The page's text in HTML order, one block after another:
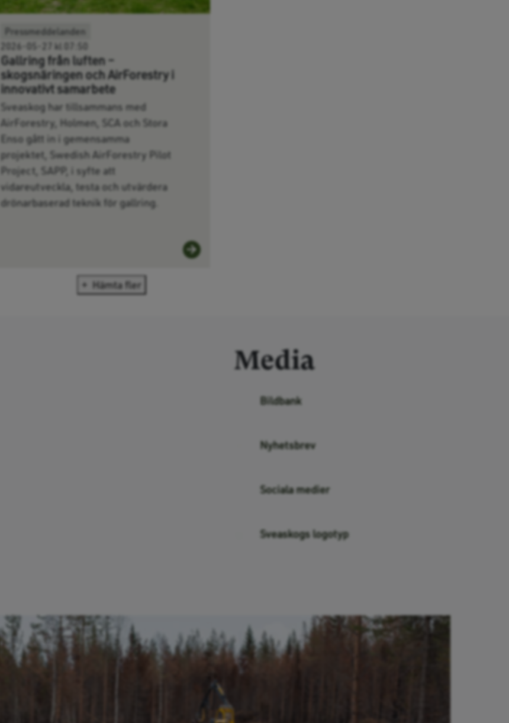
Pressmeddelanden
2026-05-27 kl 07:50
Gallring från luften –
skogsnäringen och AirForestry i
innovativt samarbete
Sveaskog har tillsammans med
AirForestry, Holmen, SCA och Stora
Enso gått in i gemensamma
projektet, Swedish AirForestry Pilot
Project, SAPP, i syfte att
vidareutveckla, testa och utvärdera
drönarbaserad teknik för gallring.
Hämta fler
Media
Bildbank
Nyhetsbrev
Sociala medier
Sveaskogs logotyp